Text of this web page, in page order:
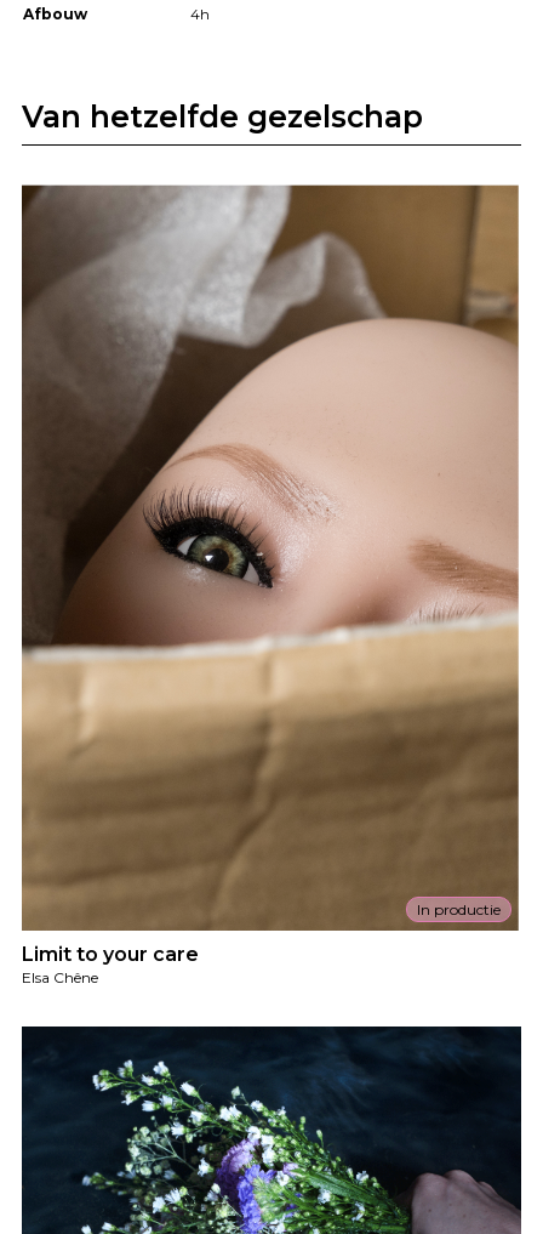
Afbouw
4h
Van hetzelfde gezelschap
In productie
Limit to your care
Elsa Chêne